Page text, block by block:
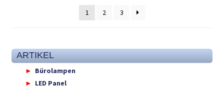
1 2 3
ARTIKEL
Bürolampen
LED Panel